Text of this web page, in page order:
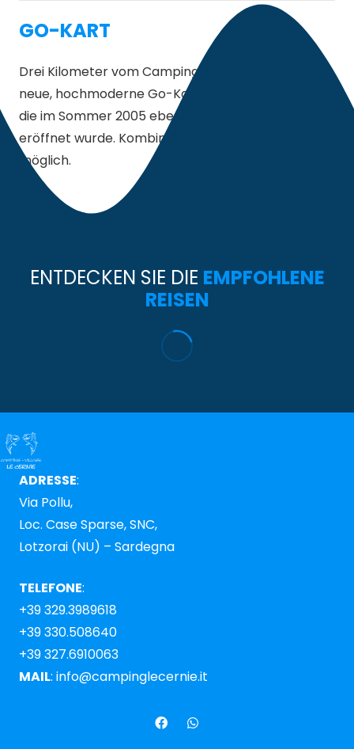
GO-KART
Drei Kilometer vom Campingplatz entfernt ist eine
neue, hochmoderne Go-Kart-Strecke in Betrieb,
die im Sommer 2005 ebenfalls mit Leihkarts
eröffnet wurde. Kombinationen sind pauschal
möglich.
ENTDECKEN SIE DIE EMPFOHLENE
REISEN
ADRESSE:
Via Pollu,
Loc. Case Sparse, SNC,
Lotzorai (NU) – Sardegna
TELEFONE:
+39 329.3989618
+39 330.508640
+39 327.6910063
MAIL: info@campinglecernie.it